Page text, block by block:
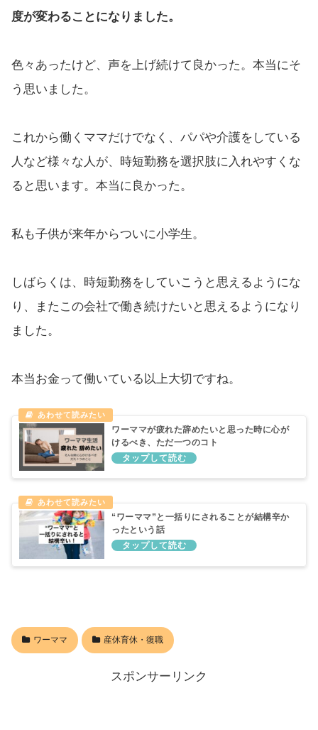
度が変わることになりました。
色々あったけど、声を上げ続けて良かった。本当にそ
う思いました。
これから働くママだけでなく、パパや介護をしている
人など様々な人が、時短勤務を選択肢に入れやすくな
ると思います。本当に良かった。
私も子供が来年からついに小学生。
しばらくは、時短勤務をしていこうと思えるようにな
り、またこの会社で働き続けたいと思えるようになり
ました。
本当お金って働いている以上大切ですね。
ワーママが疲れた辞めたいと思った時に心が
けるべき、ただ一つのコト
“ワーママ”と一括りにされることが結構辛か
ったという話
ワーママ 産休育休・復職
スポンサーリンク